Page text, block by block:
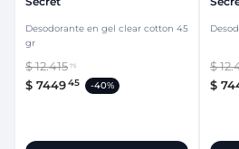
Desodorante en gel clear cotton 45
gr
$12.415 75
$ 744945 -40%
$12.
$